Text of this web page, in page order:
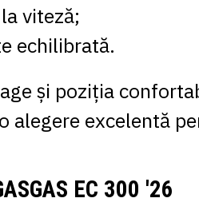
viteză;
echilibrată.
și poziția
alegere excelentă
EC 300 '26